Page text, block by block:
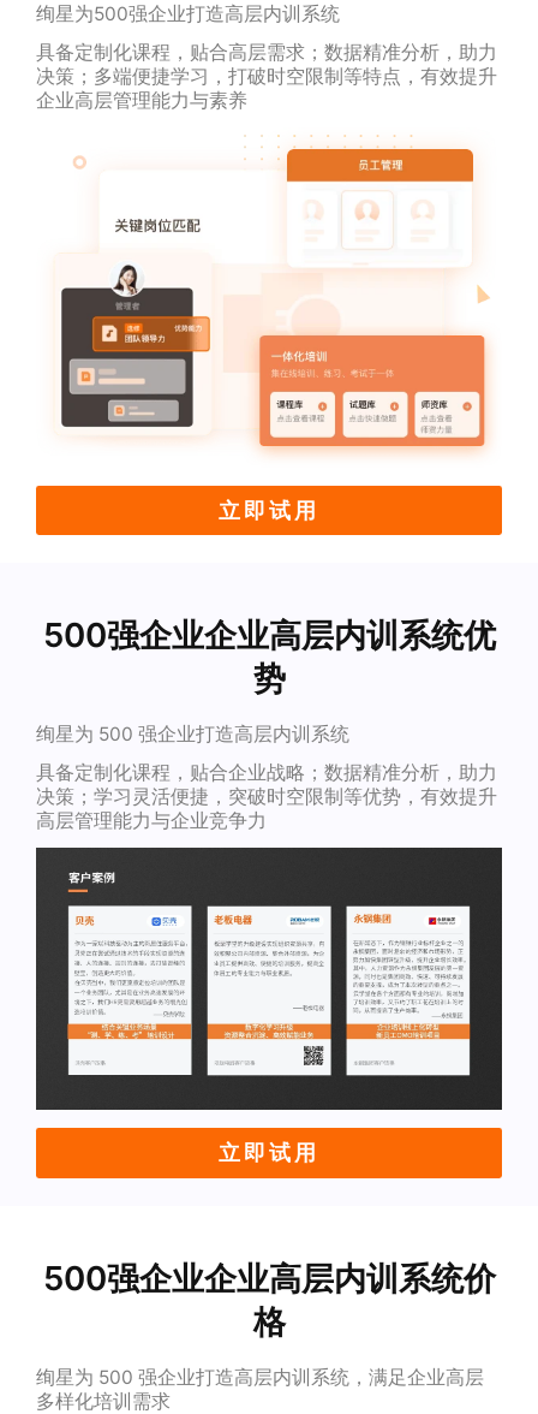
绚星为500强企业打造高层内训系统
具备定制化课程，贴合高层需求；数据精准分析，助力
决策；多端便捷学习，打破时空限制等特点，有效提升
企业高层管理能力与素养
立即试用
500强企业企业高层内训系统优
势
绚星为 500 强企业打造高层内训系统
具备定制化课程，贴合企业战略；数据精准分析，助力
决策；学习灵活便捷，突破时空限制等优势，有效提升
高层管理能力与企业竞争力
立即试用
500强企业企业高层内训系统价
格
绚星为 500 强企业打造高层内训系统，满足企业高层
多样化培训需求